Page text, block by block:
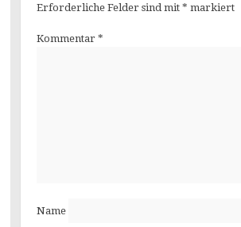
Erforderliche Felder sind mit * markiert
Kommentar *
Name